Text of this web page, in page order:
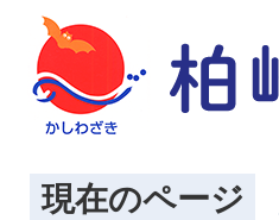
現在のページ